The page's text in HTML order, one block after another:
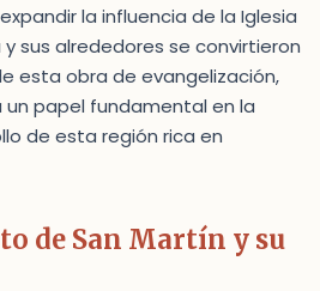
la influencia de la Iglesia
sus alrededores se convirtieron
esta obra de evangelización,
papel fundamental en la
de esta región rica en
de San Martín y su